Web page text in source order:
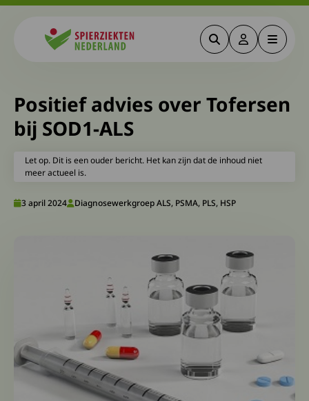
ZoekenDeze link
Menu
Positief advies over Tofersen
bij SOD1-ALS
Let op. Dit is een ouder bericht. Het kan zijn dat de inhoud niet
meer actueel is.
3 april 2024 Diagnosewerkgroep ALS, PSMA, PLS, HSP